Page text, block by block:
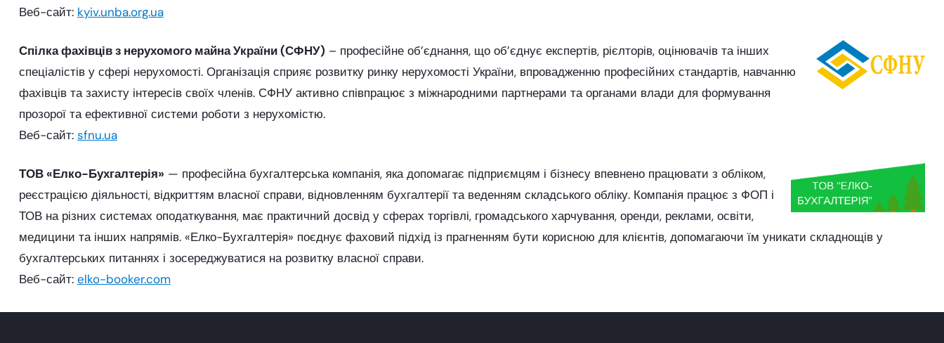
Веб-сайт: kyiv.unba.org.ua
Спілка фахівців з нерухомого майна України (СФНУ) – професійне об’єднання, що об’єднує експертів, рієлторів, оцінювачів та інших
спеціалістів у сфері нерухомості. Організація сприяє розвитку ринку нерухомості України, впровадженню професійних стандартів, навчанню
фахівців та захисту інтересів своїх членів. СФНУ активно співпрацює з міжнародними партнерами та органами влади для формування
прозорої та ефективної системи роботи з нерухомістю.
Веб-сайт: sfnu.ua
ТОВ «Елко-Бухгалтерія» — професійна бухгалтерська компанія, яка допомагає підприємцям і бізнесу впевнено працювати з обліком,
реєстрацією діяльності, відкриттям власної справи, відновленням бухгалтерії та веденням складського обліку. Компанія працює з ФОП і
ТОВ на різних системах оподаткування, має практичний досвід у сферах торгівлі, громадського харчування, оренди, реклами, освіти,
медицини та інших напрямів. «Елко-Бухгалтерія» поєднує фаховий підхід із прагненням бути корисною для клієнтів, допомагаючи їм уникати складнощів у
бухгалтерських питаннях і зосереджуватися на розвитку власної справи.
Веб-сайт: elko-booker.com